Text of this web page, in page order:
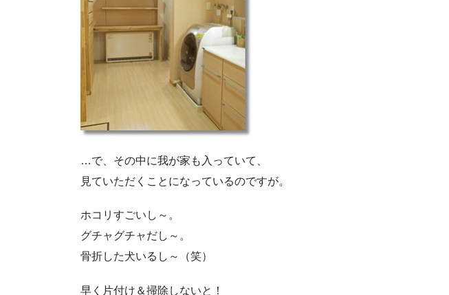
…で、その中に我が家も入っていて、
見ていただくことになっているのですが。
ホコリすごいし～。
グチャグチャだし～。
骨折した犬いるし～（笑）
早く片付け＆掃除しないと！